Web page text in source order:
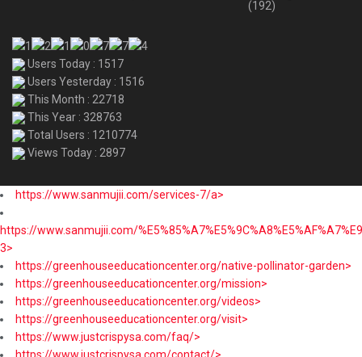
(192)
Users Today : 1517
Users Yesterday : 1516
This Month : 22718
This Year : 328763
Total Users : 1210774
Views Today : 2897
https://www.sanmujii.com/services-7/a>
https://www.sanmujii.com/
3>
https://greenhouseeducationcenter.org/native-pollinator-garden>
https://greenhouseeducationcenter.org/mission>
https://greenhouseeducationcenter.org/videos>
https://greenhouseeducationcenter.org/visit>
https://www.justcrispysa.com/faq/>